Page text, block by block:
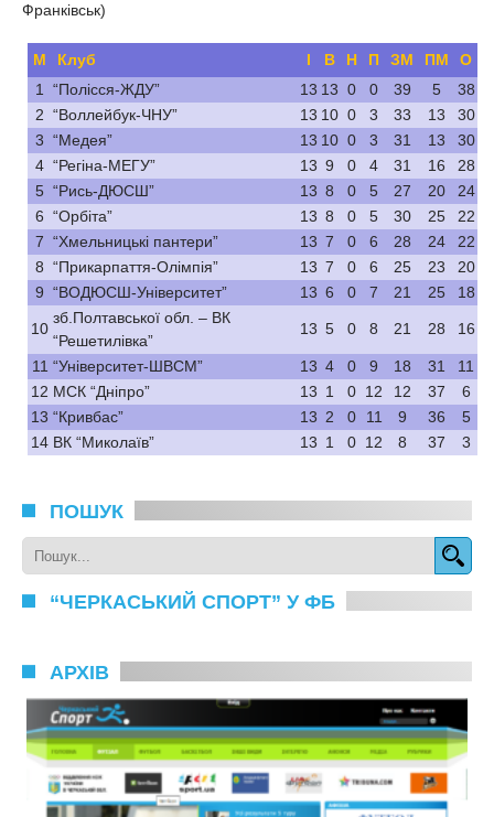
Франківськ)
М Клуб І В Н П ЗМ ПМ
О
1 “Полісся-ЖДУ” 13 13 0 0 39 5
38
2 “Воллейбук-ЧНУ” 13 10 0 3 33 13
30
3 “Медея” 13 10 0 3 31 13
30
4 “Регіна-МЕГУ” 13 9 0 4 31 16
28
5 “Рись-ДЮСШ” 13 8 0 5 27 20
24
6 “Орбіта” 13 8 0 5 30 25
22
7 “Хмельницькі пантери” 13 7 0 6 28 24
22
8 “Прикарпаття-Олімпія” 13 7 0 6 25 23
20
9 “ВОДЮСШ-Університет” 13 6 0 7 21 25 18
10
зб.Полтавської обл. – ВК
“Решетилівка”
13 5 0 8 21 28 16
11 “Університет-ШВСМ” 13 4 0 9 18 31
11
12 МСК “Дніпро” 13 1 0 12 12 37
6
13 “Кривбас” 13 2 0 11 9 36
5
14 ВК “Миколаїв” 13 1 0 12 8 37 3
ПОШУК
“ЧЕРКАСЬКИЙ СПОРТ” У ФБ
АРХІВ